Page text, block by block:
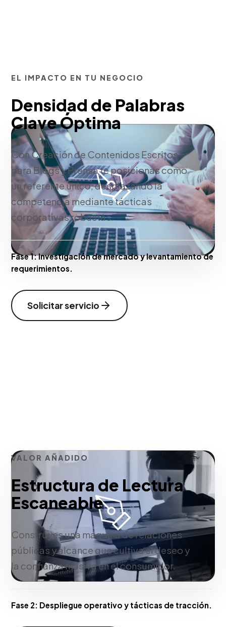
EL IMPACTO EN TU NEGOCIO
Densidad de Palabras
Clave Óptima
Con Creación de Contenidos Escritos
para Blogs y Prensa te posicionas como
un referente único, desplazando la
competencia mediante tácticas
corporativas robustas.
Fase 1:Investigación de mercado y levantamiento de
requerimientos.
Solicitar servicio
VALOR AÑADIDO
Estructura de Lectura
Escaneable
Construyes una máquina de relaciones
públicas y alcance que cultiva el deseo y
la confianza masiva en el consumidor.
Fase 2: Despliegue operativo y tácticas de tracción.